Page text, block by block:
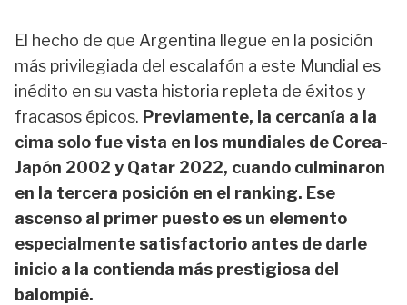
El hecho de que Argentina llegue en la posición
más privilegiada del escalafón a este Mundial es
inédito en su vasta historia repleta de éxitos y
fracasos épicos. Previamente, la cercanía a la
cima solo fue vista en los mundiales de Corea-
Japón 2002 y Qatar 2022, cuando culminaron
en la tercera posición en el ranking. Ese
ascenso al primer puesto es un elemento
especialmente satisfactorio antes de darle
inicio a la contienda más prestigiosa del
balompié.